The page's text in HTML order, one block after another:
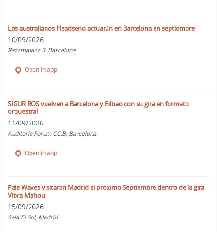
Los australianos Headsend actuarán en Barcelona en septiembre
10/09/2026
Razzmatazz 3 .Barcelona
Open in app
SIGUR ROS vuelven a Barcelona y Bilbao con su gira en formato
orquestral
11/09/2026
Auditorio Forum CCIB, Barcelona
Open in app
Pale Waves visitaran Madrid el proximo Septiembre dentro de la gira
Vibra Mahou
15/09/2026
Sala El Sol, Madrid